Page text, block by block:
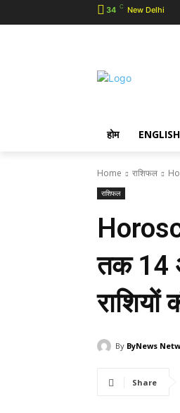
34 C New Delhi
होम ENGLISH
Home राशिफल
राशिफल
तक 14
By ByNews
Share